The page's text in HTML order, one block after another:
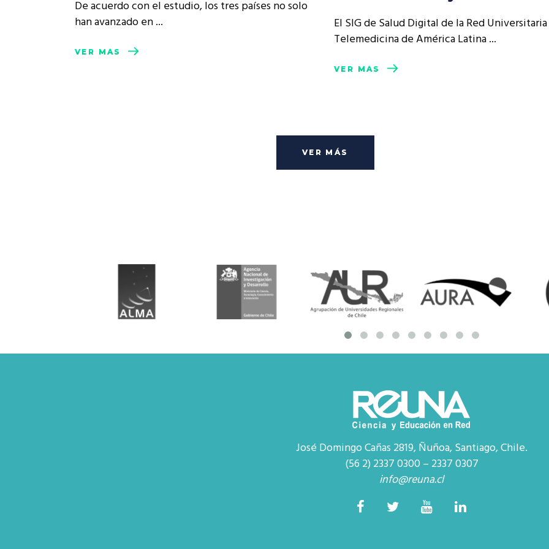
De acuerdo con el estudio, los tres países no solo
han avanzado en
VER MÁS
El SIG de Salud Digital de la Red
Telemedicina de América Latina
VER MÁS
VER MÁS
José Domingo Cañas 2819, Ñuñoa, Santiago, Chile.
(56 2) 2337 0300 – 2337 0307
info@reuna.cl